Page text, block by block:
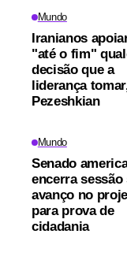
Mundo
Iranianos
"até o fim"
decisão que a
liderança
Pezeshkian
Mundo
Senado
encerra sessão
avanço no
para prova de
cidadania